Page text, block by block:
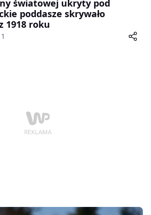
światowej ukryty pod
poddasze skrywało
1918 roku